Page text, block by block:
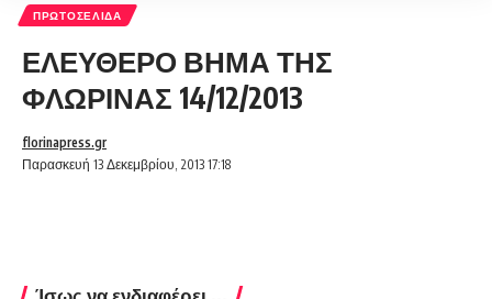
ΠΡΩΤΟΣΈΛΙΔΑ
ΕΛΕΥΘΕΡΟ ΒΗΜΑ ΤΗΣ
ΦΛΩΡΙΝΑΣ 14/12/2013
Παρασκευή 13 Δεκεμβρίου, 2013 17:18
florinapress.gr